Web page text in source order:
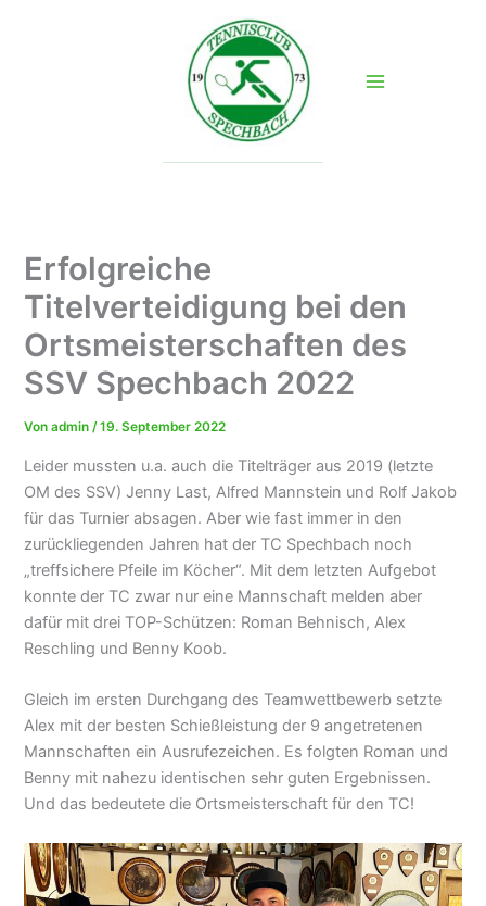
Erfolgreiche
Titelverteidigung bei den
Ortsmeisterschaften des
SSV Spechbach 2022
Vonadmin/19. September 2022
Leider mussten u.a. auch die Titelträger aus 2019 (letzte
OM des SSV) Jenny Last, Alfred Mannstein und Rolf Jakob
für das Turnier absagen. Aber wie fast immer in den
zurückliegenden Jahren hat der TC Spechbach noch
„treffsichere Pfeile im Köcher“. Mit dem letzten Aufgebot
konnte der TC zwar nur eine Mannschaft melden aber
dafür mit drei TOP-Schützen: Roman Behnisch, Alex
Reschling und Benny Koob.
Gleich im ersten Durchgang des Teamwettbewerb setzte
Alex mit der besten Schießleistung der 9 angetretenen
Mannschaften ein Ausrufezeichen. Es folgten Roman und
Benny mit nahezu identischen sehr guten Ergebnissen.
Und das bedeutete die Ortsmeisterschaft für den TC!